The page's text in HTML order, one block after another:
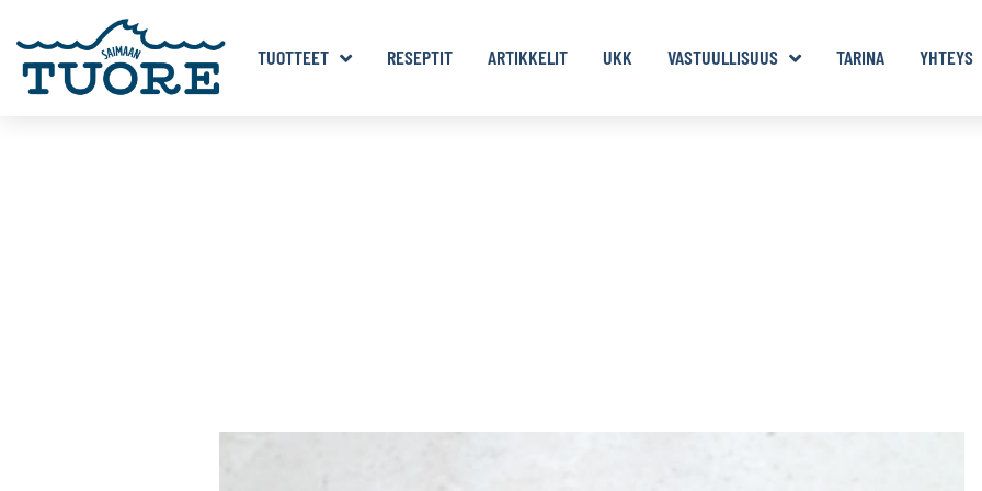
TUOTTEET RESEPTIT ARTIKKELIT UKK VASTUULLISUUS TARINA YHTEYS